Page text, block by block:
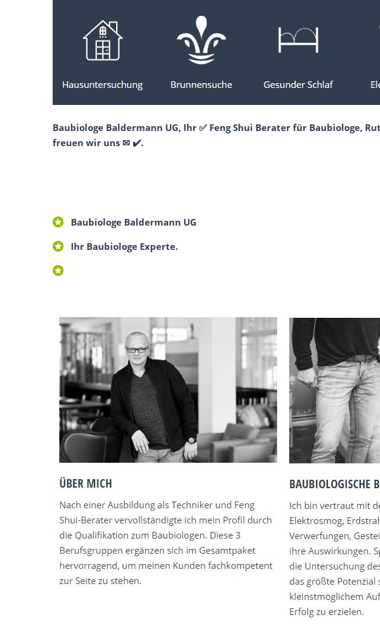
Baubiologe Baldermann UG, Ihr ✅ Feng Shui Berater für Baubiologe,
freuen wir uns ✉ ✔️.
Baubiologe Baldermann UG
Ihr Baubiologe Experte.